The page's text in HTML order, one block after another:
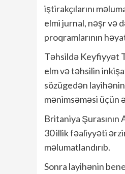
iştirakçılarını
elmi jurnal, nəşr və
proqramlarının
Təhsildə Keyfiyyət
elm və təhsilin
sözügedən
mənimsəməsi üçün
Britaniya Şurasının
30 illik fəaliyyəti
məlumatlandırıb.
Sonra layihənin